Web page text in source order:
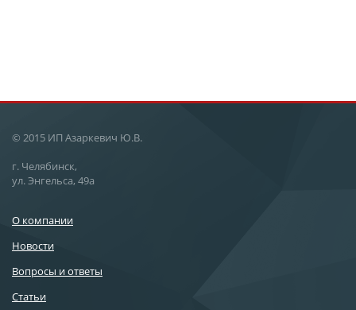
© 2015 ИП Азаркевич Ю.В.
г. Челябинск,
ул. Энгельса, 49а
О компании
Новости
Вопросы и ответы
Статьи